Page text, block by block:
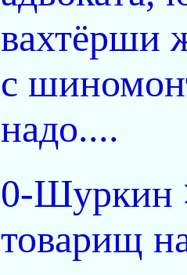
вахтёрши
с
надо....
0-Шуркин
товарищ